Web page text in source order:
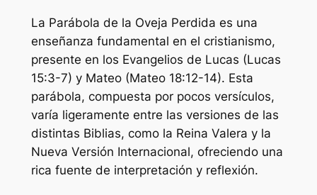
La Parábola de la Oveja Perdida es una
enseñanza fundamental en el cristianismo,
presente en los Evangelios de Lucas (Lucas
15:3-7) y Mateo (Mateo 18:12-14). Esta
parábola, compuesta por pocos versículos,
varía ligeramente entre las versiones de las
distintas Biblias, como la Reina Valera y la
Nueva Versión Internacional, ofreciendo una
rica fuente de interpretación y reflexión.